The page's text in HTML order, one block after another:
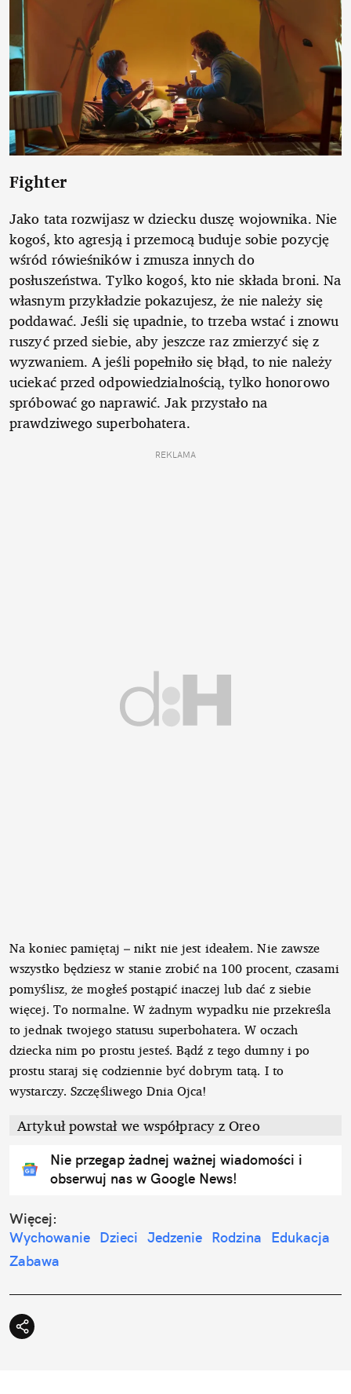
Fighter
Jako tata rozwijasz w dziecku duszę wojownika. Nie
kogoś, kto agresją i przemocą buduje sobie pozycję
wśród rówieśników i zmusza innych do
posłuszeństwa. Tylko kogoś, kto nie składa broni. Na
własnym przykładzie pokazujesz, że nie należy się
poddawać. Jeśli się upadnie, to trzeba wstać i znowu
ruszyć przed siebie, aby jeszcze raz zmierzyć się z
wyzwaniem. A jeśli popełniło się błąd, to nie należy
uciekać przed odpowiedzialnością, tylko honorowo
spróbować go naprawić. Jak przystało na
prawdziwego superbohatera.
REKLAMA
Na koniec pamiętaj – nikt nie jest ideałem. Nie zawsze
wszystko będziesz w stanie zrobić na 100 procent, czasami
pomyślisz, że mogłeś postąpić inaczej lub dać z siebie
więcej. To normalne. W żadnym wypadku nie przekreśla
to jednak twojego statusu superbohatera. W oczach
dziecka nim po prostu jesteś. Bądź z tego dumny i po
prostu staraj się codziennie być dobrym tatą. I to
wystarczy. Szczęśliwego Dnia Ojca!
Artykuł powstał we współpracy z Oreo
Nie przegap żadnej ważnej wiadomości i
obserwuj nas w Google News!
Więcej:
Wychowanie Dzieci Jedzenie Rodzina
Edukacja
Zabawa